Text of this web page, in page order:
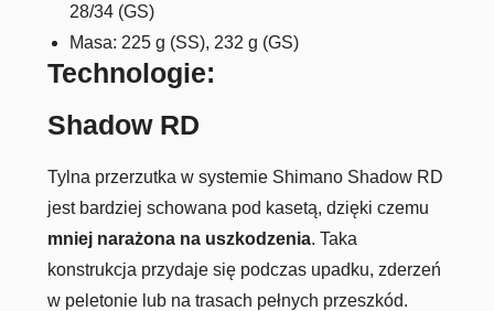
28/34 (GS)
Masa: 225 g (SS), 232 g (GS)
Technologie:
Shadow RD
Tylna przerzutka w systemie Shimano Shadow RD
jest bardziej schowana pod kasetą, dzięki czemu
mniej narażona na uszkodzenia. Taka
konstrukcja przydaje się podczas upadku, zderzeń
w peletonie lub na trasach pełnych przeszkód.